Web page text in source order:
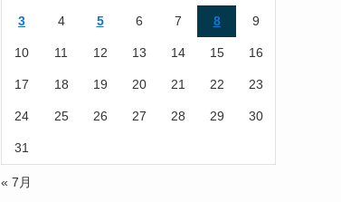
3 4 5 6 7 8 9
10 11 12 13 14 15 16
17 18 19 20 21 22 23
24 25 26 27 28 29 30
31
« 7月